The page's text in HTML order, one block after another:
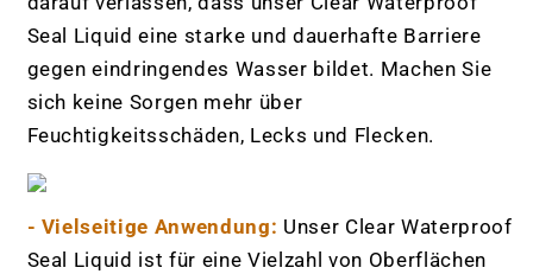
Seal Liquid eine starke und dauerhafte Barriere
gegen eindringendes Wasser bildet. Machen Sie
sich keine Sorgen mehr über
Feuchtigkeitsschäden, Lecks und Flecken.
- Vielseitige Anwendung: Unser Clear Waterproof
Seal Liquid ist für eine Vielzahl von Oberflächen